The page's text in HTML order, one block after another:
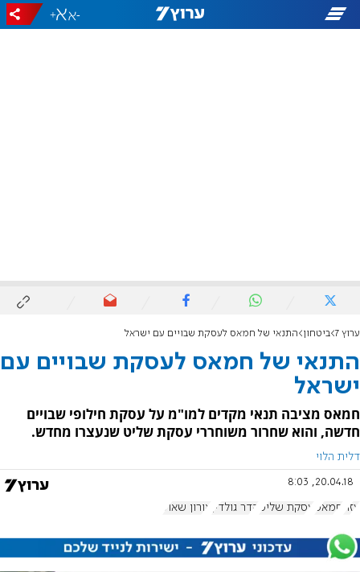
-
+
ערוץ 7 ביטחון התנאי של חמאס לעסקת שבויים עם ישראל
התנאי של חמאס לעסקת שבויים עם
ישראל
חמאס מציבה תנאי מקדים למו"מ על עסקת חילופי שבויים
חדשה, והוא שחרור משוחררי עסקת שליט שנעצרו מחדש.
דלית הלוי
20.04.18, 8:03
עזה חמאס עסקת שליט הדר גולדין אורון שאול